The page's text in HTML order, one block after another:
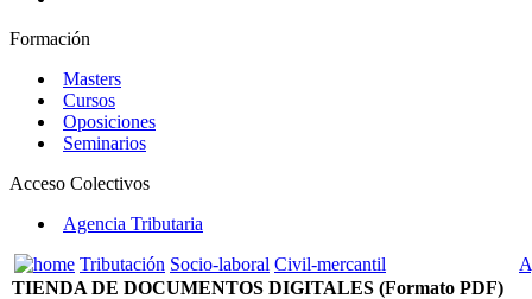
Formación
Masters
Cursos
Oposiciones
Seminarios
Acceso Colectivos
Agencia Tributaria
Tributación Socio-laboral Civil-mercantil
TIENDA DE DOCUMENTOS DIGITALES (Formato PDF)